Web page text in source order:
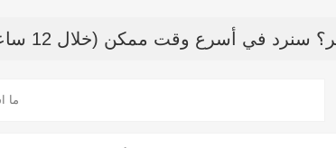
في أسرع وقت ممكن (خلال 12 ساعة)